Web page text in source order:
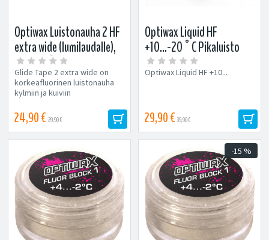
Optiwax Luistonauha 2 HF
extra wide (lumilaudalle),
-5...-20°C
Glide Tape 2 extra wide on
korkeafluorinen luistonauha
kylmiin ja kuiviin
Optiwaxin...
24,90 € 29,90 €
Optiwax Liquid HF
+10...-20°C Pikaluisto
Optiwax Liquid HF +10...
29,90 € 39,90 €
-15 %